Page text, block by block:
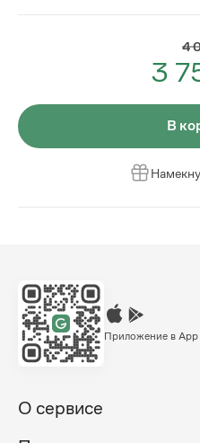
4
3
В
Приложение в
О сервисе